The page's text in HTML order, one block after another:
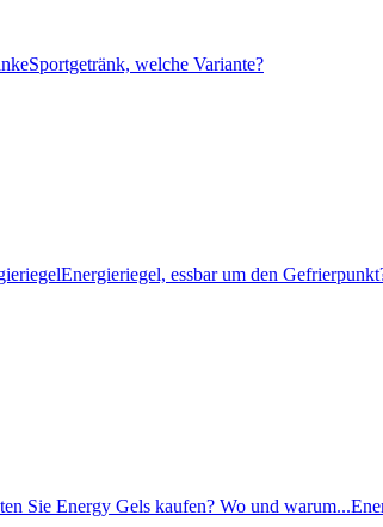
Sportgetränk, welche Variante?
Energieriegel, essbar um den
Sie Energy Gels kaufen? Wo und warum...